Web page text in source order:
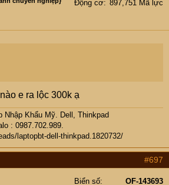
Động cơ
897,751 Mã lực
e ra lộc 300k ạ
Nhập Khẩu Mỹ. Dell, Thinkpad
: 0987.702.989.
laptopbt-dell-thinkpad.1820732/
#697
Biển số
OF-143693